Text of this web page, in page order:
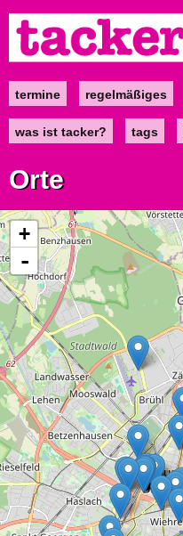
zum
Inhalt
Maintermine regelmäßiges
was ist tacker? tags
Orte
+
-